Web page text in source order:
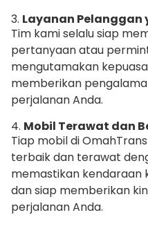
3. Layanan Pelanggan
Tim kami selalu siap
pertanyaan atau
mengutamakan
memberikan
perjalanan Anda.
4. Mobil Terawat dan
Tiap mobil di
terbaik dan terawat
memastikan kendaraan
dan siap memberikan
perjalanan Anda.